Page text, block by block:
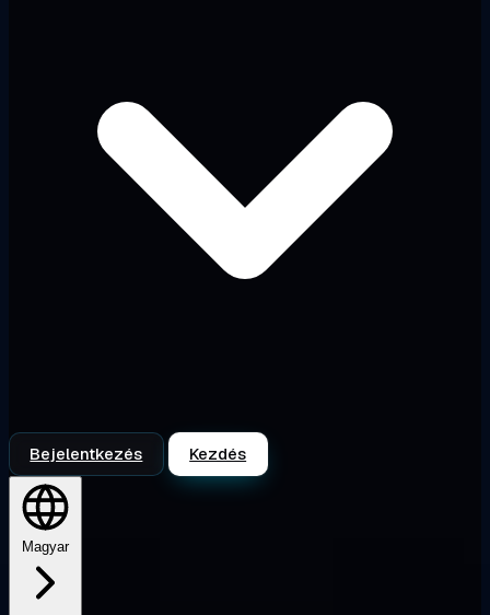
Bejelentkezés Kezdés
Magyar